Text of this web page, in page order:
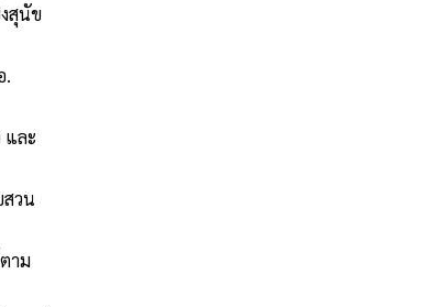
สุนัข
.
และ
วน
าม